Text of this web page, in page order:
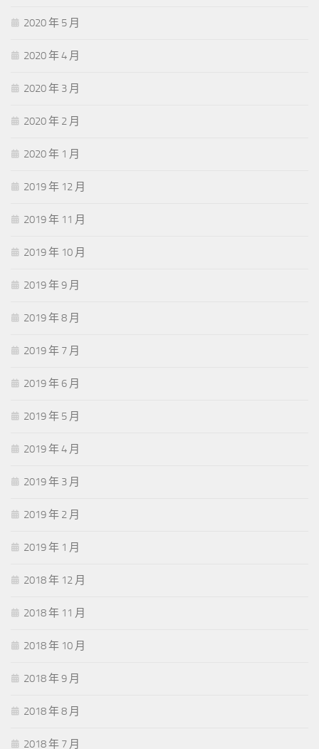
2020 年 5 月
2020 年 4 月
2020 年 3 月
2020 年 2 月
2020 年 1 月
2019 年 12 月
2019 年 11 月
2019 年 10 月
2019 年 9 月
2019 年 8 月
2019 年 7 月
2019 年 6 月
2019 年 5 月
2019 年 4 月
2019 年 3 月
2019 年 2 月
2019 年 1 月
2018 年 12 月
2018 年 11 月
2018 年 10 月
2018 年 9 月
2018 年 8 月
2018 年 7 月